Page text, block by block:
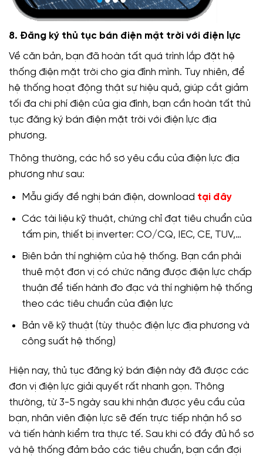
8. Đăng ký thủ tục bán điện mặt trời với điện lực
Về căn bản, bạn đã hoàn tất quá trình lắp đặt hệ
thống điện mặt trời cho gia đình mình. Tuy nhiên, để
hệ thống hoạt động thật sự hiệu quả, giúp cắt giảm
tối đa chi phí điện của gia đình, bạn cần hoàn tất thủ
tục đăng ký bán điện mặt trời với điện lực địa
phương.
Thông thường, các hồ sơ yêu cầu của điện lực địa
phương như sau:
Mẫu giấy đề nghị bán điện, download tại đây
Các tài liệu kỹ thuật, chứng chỉ đạt tiêu chuẩn của
tấm pin, thiết bị inverter: CO/CQ, IEC, CE, TUV,…
Biên bản thí nghiệm của hệ thống. Bạn cần phải
thuê một đơn vị có chức năng được điện lực chấp
thuận để tiến hành đo đạc và thí nghiệm hệ thống
theo các tiêu chuẩn của điện lực
Bản vẽ kỹ thuật (tùy thuộc điện lực địa phương và
công suất hệ thống)
Hiện nay, thủ tục đăng ký bán điện này đã được các
đơn vị điện lực giải quyết rất nhanh gọn. Thông
thường, từ 3-5 ngày sau khi nhận được yêu cầu của
bạn, nhân viên điện lực sẽ đến trực tiếp nhận hồ sơ
và tiến hành kiểm tra thực tế. Sau khi có đầy đủ hồ sơ
và hệ thống đảm bảo các tiêu chuẩn, bạn cần đợi